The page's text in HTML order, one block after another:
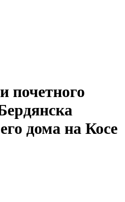
почетного
дома на Косе